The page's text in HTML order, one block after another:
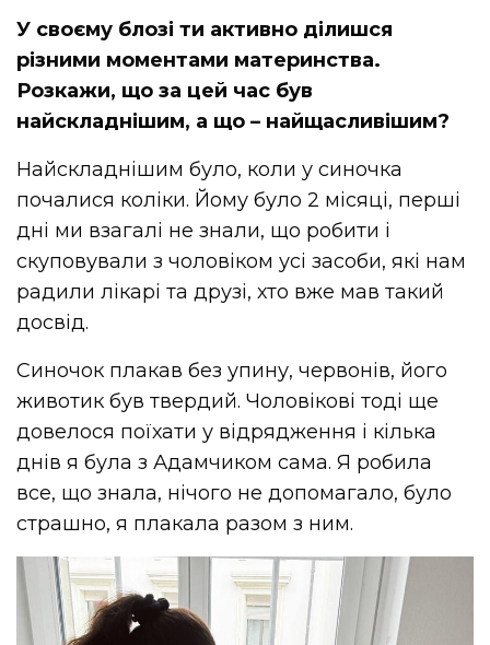
У своєму блозі ти активно ділишся
різними моментами материнства.
Розкажи, що за цей час був
найскладнішим, а що – найщасливішим?
Найскладнішим було, коли у синочка
почалися коліки. Йому було 2 місяці, перші
дні ми взагалі не знали, що робити і
скуповували з чоловіком усі засоби, які нам
радили лікарі та друзі, хто вже мав такий
досвід.
Синочок плакав без упину, червонів, його
животик був твердий. Чоловікові тоді ще
довелося поїхати у відрядження і кілька
днів я була з Адамчиком сама. Я робила
все, що знала, нічого не допомагало, було
страшно, я плакала разом з ним.